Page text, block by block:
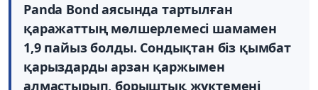
Panda Bond аясында тартылған
қаражаттың мөлшерлемесі шамамен
1,9 пайыз болды. Сондықтан біз қымбат
қарыздарды арзан қаржымен
алмастырып, борыштық жүктемені